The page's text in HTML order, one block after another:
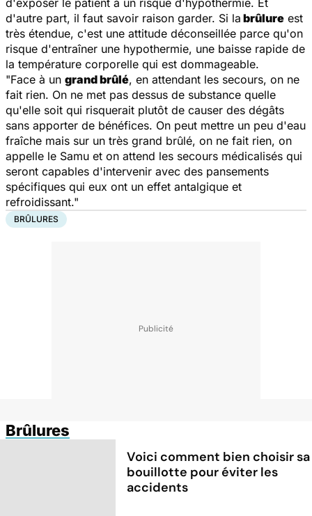
d'autre part, il faut savoir raison garder. Si la brûlure est
très étendue, c'est une attitude déconseillée parce qu'on
risque d'entraîner une hypothermie, une baisse rapide de
la température corporelle qui est dommageable.
"Face à un grand brûlé, en attendant les secours, on ne
fait rien. On ne met pas dessus de substance quelle
qu'elle soit qui risquerait plutôt de causer des dégâts
sans apporter de bénéfices. On peut mettre un peu d'eau
fraîche mais sur un très grand brûlé, on ne fait rien, on
appelle le Samu et on attend les secours médicalisés qui
seront capables d'intervenir avec des pansements
spécifiques qui eux ont un effet antalgique et
refroidissant."
BRÛLURES
Brûlures
Voici comment bien choisir sa
bouillotte pour éviter les
accidents